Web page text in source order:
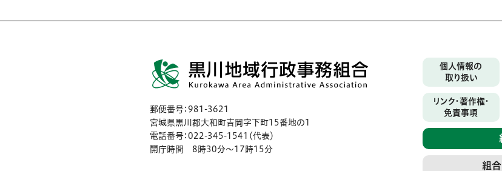
郵便番号：981-3621
宮城県黒川郡大和町吉岡字下町15番地の1
電話番号：022-345-1541（代表）
開庁時間 8時30分〜17時15分
個人情報の
取り扱い
リンク・著作権・
免責事項
組